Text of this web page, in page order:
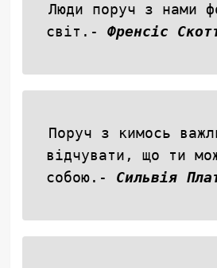
Люди поруч з нами
світ.- Френсіс
Поруч з кимось
відчувати, що ти
собою.- Сильвія